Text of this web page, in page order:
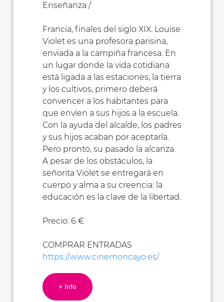
Enseñanza /
Francia, finales del siglo XIX. Louise
Violet es una profesora parisina,
enviada a la campiña francesa. En
un lugar donde la vida cotidiana
está ligada a las estaciones, la tierra
y los cultivos, primero deberá
convencer a los habitantes para
que envíen a sus hijos a la escuela.
Con la ayuda del alcalde, los padres
y sus hijos acaban por aceptarla.
Pero pronto, su pasado la alcanza.
A pesar de los obstáculos, la
señorita Violet se entregará en
cuerpo y alma a su creencia: la
educación es la clave de la libertad.
Precio: 6 €
COMPRAR ENTRADAS
https://www.cinemoncayo.es/
+ Info